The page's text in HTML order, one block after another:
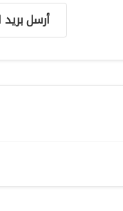
أرسل بريد